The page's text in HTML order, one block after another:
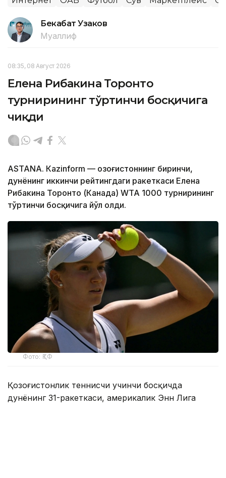
Бекабат Узаков
Муаллиф
08:35, 08 Август 2026
Елена Рибакина Торонто
турнирининг тўртинчи босқичига
чиқди
ASTANА. Кazinform — Қозоғистоннинг биринчи,
дунёнинг иккинчи рейтингдаги ракеткаси Елена
Рибакина Торонто (Канада) WТА 1000 турнирининг
тўртинчи босқичига йўл олди.
Фото: ҚТФ
Қозоғистонлик теннисчи учинчи босқичда
дунёнинг 31-ракеткаси, америкалик Энн Лига